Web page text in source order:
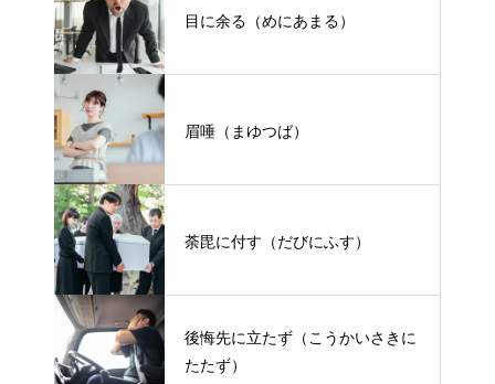
目に余る（めにあまる）
眉唾（まゆつば）
荼毘に付す（だびにふす）
後悔先に立たず（こうかいさきに
たたず）